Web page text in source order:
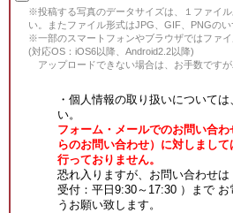
※投稿する写真のデータサイズは、１ファイ
い。またファイル形式はJPG、GIF、PNGのい
※一部のスマートフォンやブラウザではファイ
(対応OS：iOS6以降、Android2.2以降)
アップロードできない場合は、お手数ですが
・個人情報の取り扱いについては
い。
フォーム・メールでのお問い合
らのお問い合わせ）に対しまし
行っておりません。
恐れ入りますが、お問い合わせ
受付：平日9:30～17:30 ）まで お
うお願い致します。